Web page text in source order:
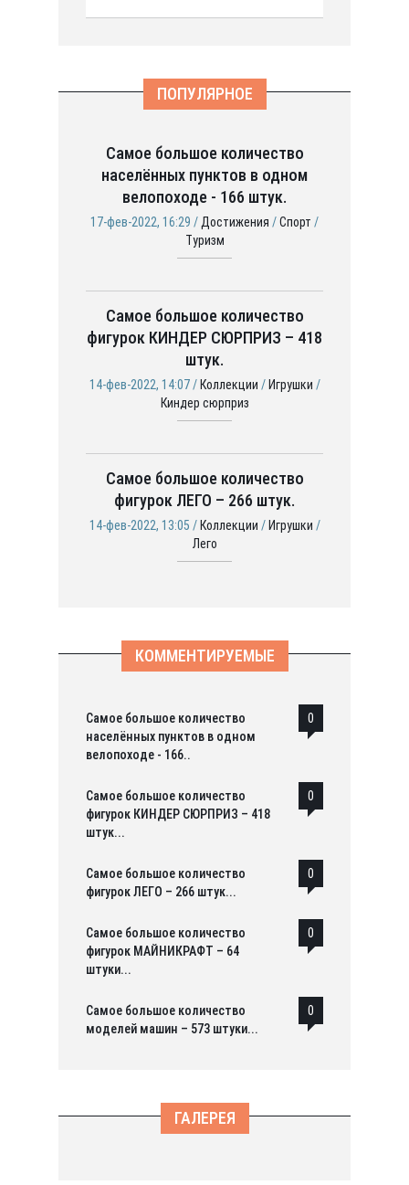
ПОПУЛЯРНОЕ
Самое большое количество
населённых пунктов в одном
велопоходе - 166 штук.
17-фев-2022, 16:29 / Достижения /Спорт /
Туризм
Самое большое количество
фигурок КИНДЕР СЮРПРИЗ – 418
штук.
14-фев-2022, 14:07 / Коллекции / Игрушки /
Киндер сюрприз
Самое большое количество
фигурок ЛЕГО – 266 штук.
14-фев-2022, 13:05 / Коллекции / Игрушки /
Лего
КОММЕНТИРУЕМЫЕ
0
Самое большое количество
населённых пунктов в одном
велопоходе - 166..
0
Самое большое количество
фигурок КИНДЕР СЮРПРИЗ – 418
штук...
0
Самое большое количество
фигурок ЛЕГО – 266 штук...
0
Самое большое количество
фигурок МАЙНИКРАФТ – 64
штуки...
0
Самое большое количество
моделей машин – 573 штуки...
ГАЛЕРЕЯ